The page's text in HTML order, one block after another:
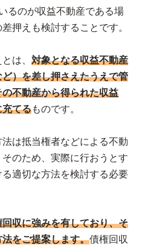
るのが収益不動産である場
押えも検討することです。
は、 対象となる収益不動産
）を差し押さえたうえで管
不動産から得られた収益
充てるものです。
は抵当権者などによる不動
のため、実際に行おうとす
適切な方法を検討する必要
収に強みを有しており、そ
をご提案します。債権回収